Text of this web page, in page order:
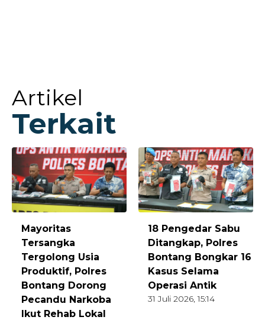
Artikel
Terkait
Mayoritas
Tersangka
Tergolong Usia
Produktif, Polres
Bontang Dorong
Pecandu Narkoba
Ikut Rehab Lokal
18 Pengedar Sabu
Ditangkap, Polres
Bontang Bongkar 16
Kasus Selama
Operasi Antik
31 Juli 2026, 15:14